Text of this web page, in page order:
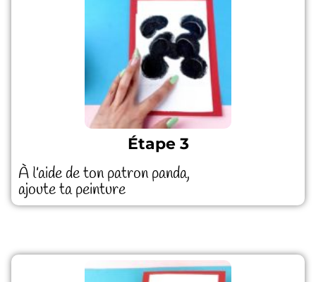
Étape 3
À l’aide de ton patron panda,
ajoute ta peinture